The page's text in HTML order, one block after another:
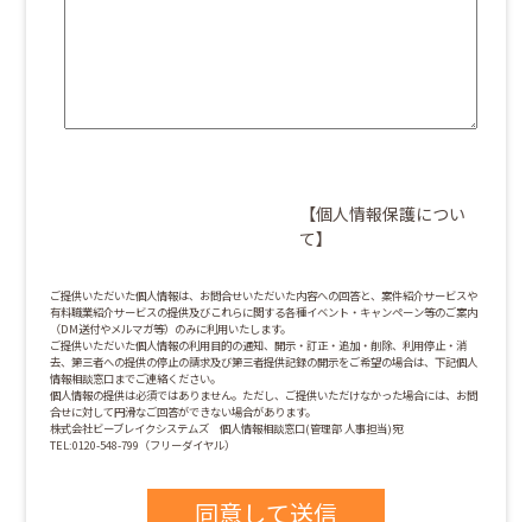
【個人情報保護につい
て】
ご提供いただいた個人情報は、お問合せいただいた内容への回答と、案件紹介サービスや
有料職業紹介サービスの提供及びこれらに関する各種イベント・キャンペーン等のご案内
（DM送付やメルマガ等）のみに利用いたします。
ご提供いただいた個人情報の利用目的の通知、開示・訂正・追加・削除、利用停止・消
去、第三者への提供の停止の請求及び第三者提供記録の開示をご希望の場合は、下記個人
情報相談窓口までご連絡ください。
個人情報の提供は必須ではありません。ただし、ご提供いただけなかった場合には、お問
合せに対して円滑なご回答ができない場合があります。
株式会社ビーブレイクシステムズ 個人情報相談窓口(管理部 人事担当)宛
TEL:0120-548-799（フリーダイヤル）